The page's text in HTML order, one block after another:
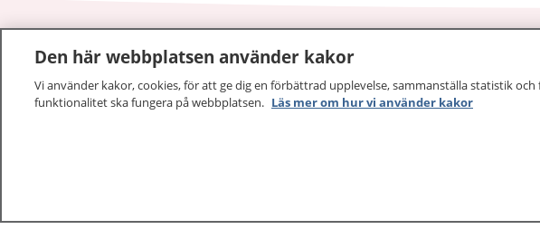
tryggt om din hälsa och vård
På 1177.se får du råd om hälsa och information om sjukdomar och
Den här webbplatsen använder kakor
Vi använder kakor, cookies, för att ge dig en förbättrad upplevelse, sammanställa statistik
funktionalitet ska fungera på webbplatsen. Läs mer om hur vi använder kakor